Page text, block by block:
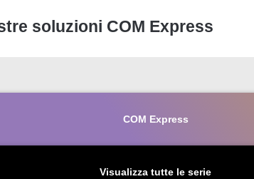
soluzioni COM Express
COM Express
Visualizza tutte le serie